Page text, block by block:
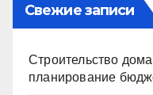
Свежие записи
Строительство
планирование